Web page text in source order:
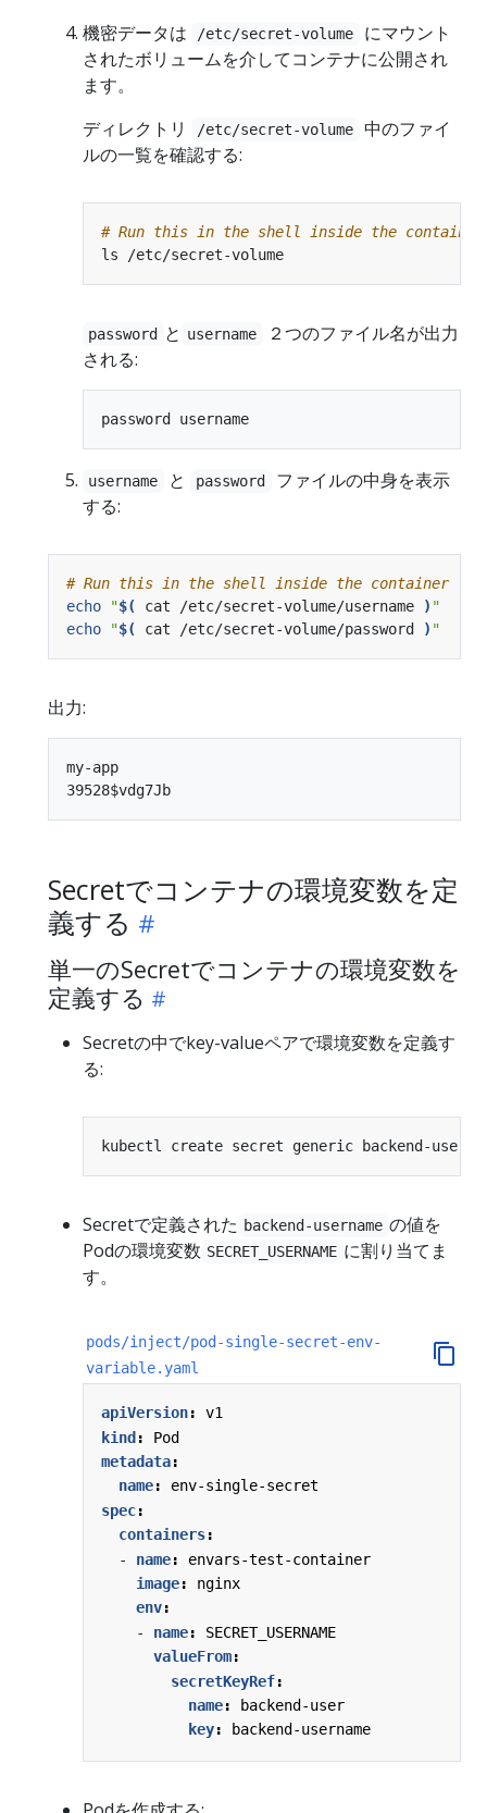
機密データは /etc/secret-volume
にマウント
されたボリュームを介してコンテナに公開され
ます。
ディレクトリ
/etc/secret-volume
中のファイ
ルの一覧を確認する:
# Run this in the shell inside the container
password と username
２つのファイル名が出力
される:
username と password
ファイルの中身を表示
する:
# Run this in the shell inside the container
echo
"$( cat /etc/secret-volume/username ) "
echo
"$( cat /etc/secret-volume/password ) "
出力:
my-app
Secretでコンテナの環境変数を定
義する
単一のSecretでコンテナの環境変数を
定義する
Secretの中でkey-valueペアで環境変数を定義す
る:
kubectl create secret generic backend-
Secretで定義された backend-username の値を
Podの環境変数 SECRET_USERNAME に割り当てま
す。
pods/inject/pod-single-secret-env-
variable.yaml
apiVersion:
v1
kind :
Pod
metadata:
name:
env-single-secret
spec:
containers:
- name:
envars-test-container
image:
nginx
env:
- name:
SECRET_USERNAME
valueFrom:
secretKeyRef:
name:
backend-user
key: backend-username